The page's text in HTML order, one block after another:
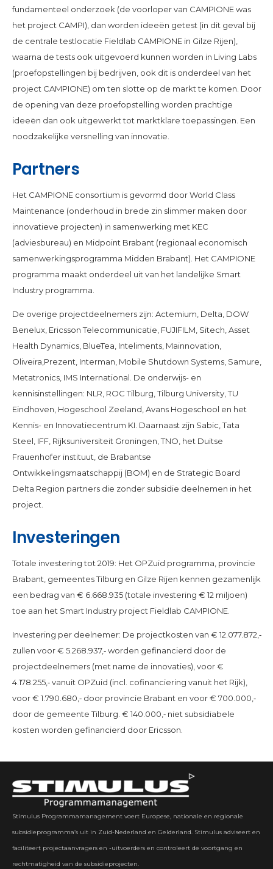
fundamenteel onderzoek (de voorloper van CAMPIONE was
het project CAMPI), dan worden ideeën getest (in dit geval bij
de centrale testlocatie Fieldlab CAMPIONE in Gilze Rijen),
waarna de tests ook uitgevoerd kunnen worden in Living Labs
(proefopstellingen bij bedrijven, ook dit is onderdeel van het
project CAMPIONE) om ten slotte op de markt te komen. Door
de opening van deze proefopstelling worden prachtige
ideeën dan ook uitgewerkt tot marktklare toepassingen. Een
noodzakelijke versnelling van innovatie.
Partners
Het CAMPIONE consortium is gevormd door World Class
Maintenance (onderhoud in brede zin slimmer maken door
innovatieve projecten) in samenwerking met KEC
(adviesbureau) en Midpoint Brabant (regionaal economisch
samenwerkingsprogramma Midden Brabant). Het CAMPIONE
programma maakt onderdeel uit van het landelijke Smart
Industry programma.
De overige projectdeelnemers zijn: Actemium, Delta, DOW
Benelux, Ericsson Telecommunicatie, FUJIFILM, Sitech, Asset
Health Dynamics, BlueTea, Inteliments, Mainnovation,
Oliveira,Prezent, Interman, Mobile Shutdown Systems, Samure,
Metatronics, IMS International. De onderwijs- en
kennisinstellingen: NLR, ROC Tilburg, Tilburg University, TU
Eindhoven, Hogeschool Zeeland, Avans Hogeschool en het
Kennis- en Innovatiecentrum KI. Daarnaast zijn Sabic, Tata
Steel, IFF, Rijksuniversiteit Groningen, TNO, het Duitse
Frauenhofer instituut, de Brabantse
Ontwikkelingsmaatschappij (BOM) en de Strategic Board
Delta Region partners die zonder subsidie deelnemen in het
project.
Investeringen
Totale investering tot 2019: Het OPZuid programma, provincie
Brabant, gemeentes Tilburg en Gilze Rijen kennen gezamenlijk
een bedrag van € 6.668.935 (totale investering € 12 miljoen)
toe aan het Smart Industry project Fieldlab CAMPIONE.
Investering per deelnemer: De projectkosten van € 12.077.872,‐
zullen voor € 5.268.937,‐ worden gefinancierd door de
projectdeelnemers (met name de innovaties), voor €
4.178.255,‐ vanuit OPZuid (incl. cofinanciering vanuit het Rijk),
voor € 1.790.680,‐ door provincie Brabant en voor € 700.000,‐
door de gemeente Tilburg. € 140.000,‐ niet subsidiabele
kosten worden gefinancierd door Ericsson.
Stimulus Programmamanagement voert Europese, nationale en regionale
subsidieprogramma’s uit in Zuid-Nederland en Gelderland. Stimulus adviseert en
faciliteert projectaanvragers en -uitvoerders en controleert de voortgang en
rechtmatigheid van de subsidieprojecten.